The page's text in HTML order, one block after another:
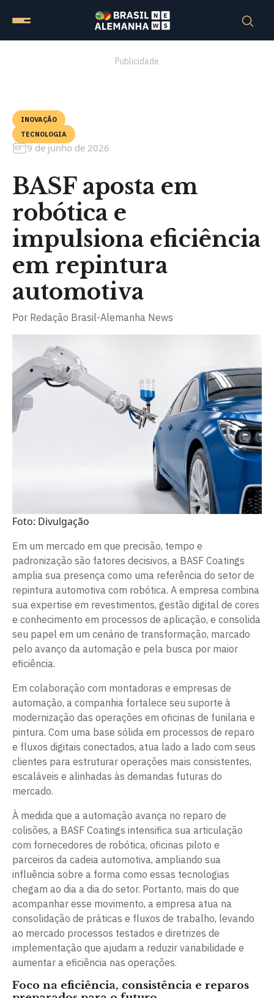
Publicidade
INOVAÇÃO
TECNOLOGIA
9 de junho de 2026
BASF aposta em
robótica e
impulsiona eficiência
em repintura
automotiva
Por Redação Brasil-Alemanha News
Foto: Divulgação
Em um mercado em que precisão, tempo e
padronização são fatores decisivos, a BASF Coatings
amplia sua presença como uma referência do setor de
repintura automotiva com robótica. A empresa combina
sua expertise em revestimentos, gestão digital de cores
e conhecimento em processos de aplicação, e consolida
seu papel em um cenário de transformação, marcado
pelo avanço da automação e pela busca por maior
eficiência.
Em colaboração com montadoras e empresas de
automação, a companhia fortalece seu suporte à
modernização das operações em oficinas de funilaria e
pintura. Com uma base sólida em processos de reparo
e fluxos digitais conectados, atua lado a lado com seus
clientes para estruturar operações mais consistentes,
escaláveis e alinhadas às demandas futuras do
mercado.
À medida que a automação avança no reparo de
colisões, a BASF Coatings intensifica sua articulação
com fornecedores de robótica, oficinas piloto e
parceiros da cadeia automotiva, ampliando sua
influência sobre a forma como essas tecnologias
chegam ao dia a dia do setor. Portanto, mais do que
acompanhar esse movimento, a empresa atua na
consolidação de práticas e fluxos de trabalho, levando
ao mercado processos testados e diretrizes de
implementação que ajudam a reduzir variabilidade e
aumentar a eficiência nas operações.
Foco na eficiência, consistência e reparos